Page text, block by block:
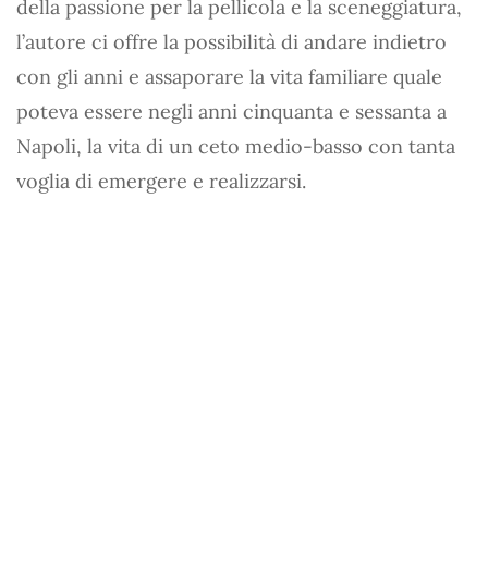
della passione per la pellicola e la sceneggiatura,
l’autore ci offre la possibilità di andare indietro
con gli anni e assaporare la vita familiare quale
poteva essere negli anni cinquanta e sessanta a
Napoli, la vita di un ceto medio-basso con tanta
voglia di emergere e realizzarsi.